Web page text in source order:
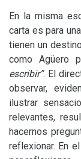
En la misma
carta es para
tienen un
como Agüero
escribir”. El
observar,
ilustrar
relevantes,
hacernos
reflexionar. En